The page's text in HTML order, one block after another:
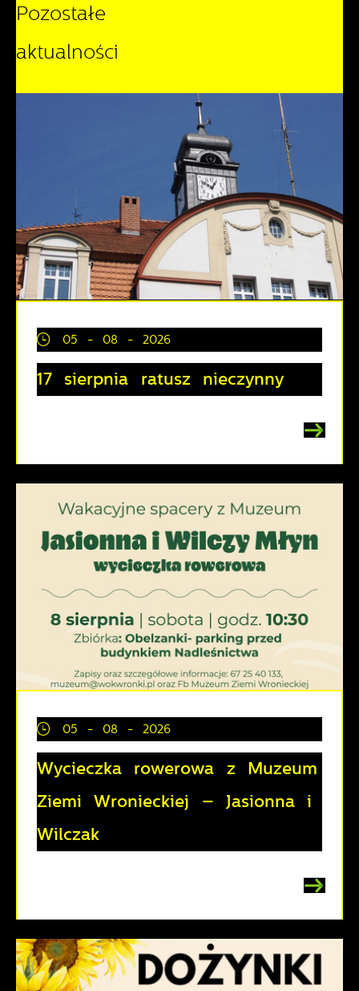
Pozostałe
aktualności
05 - 08 - 2026
17 sierpnia ratusz nieczynny
05 - 08 - 2026
Wycieczka rowerowa z Muzeum
Ziemi Wronieckiej – Jasionna i
Wilczak